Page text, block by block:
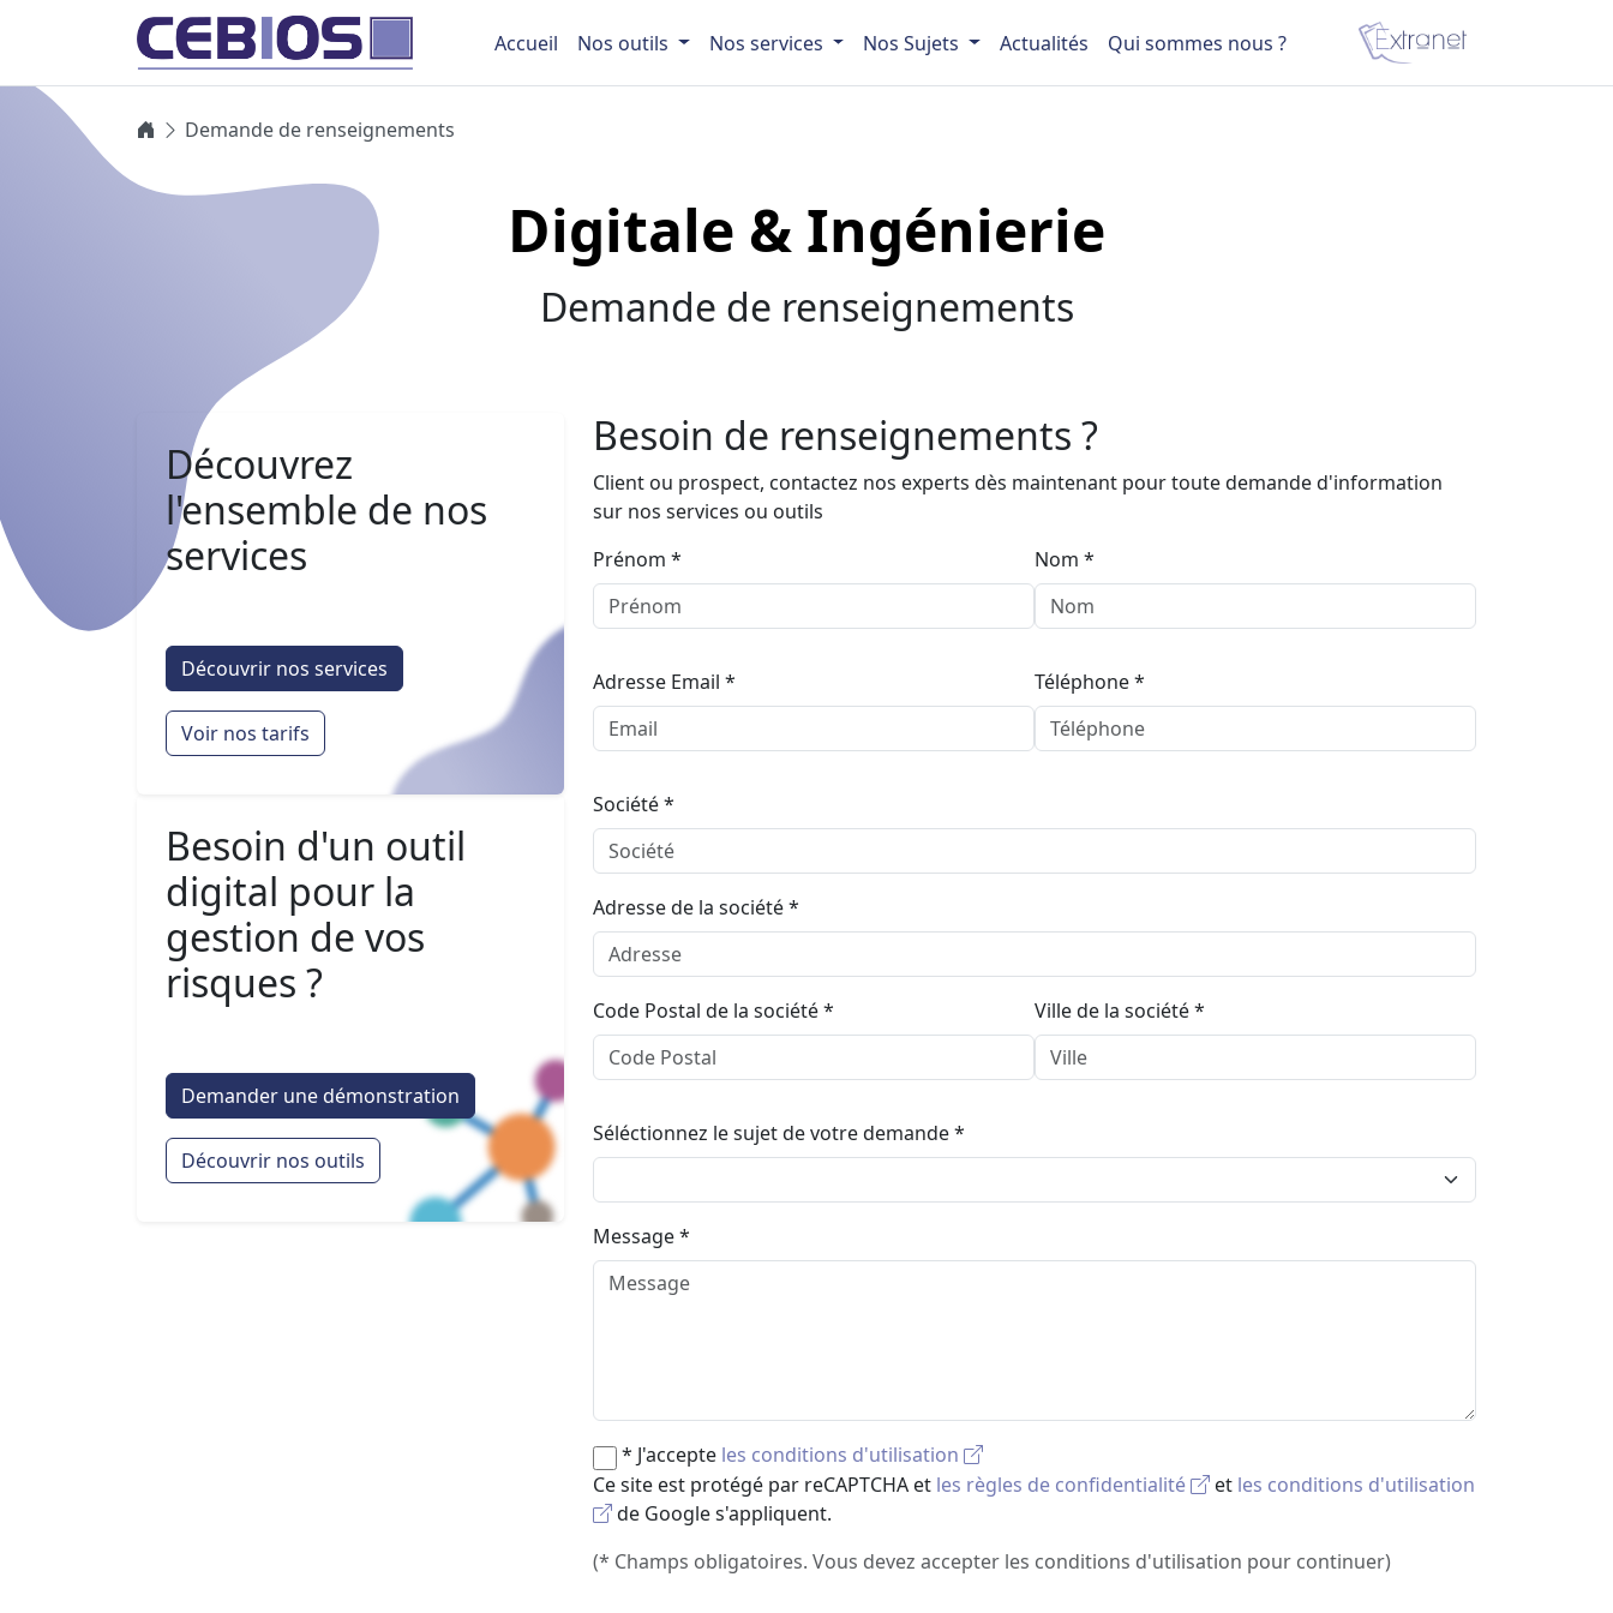
Accueil Nos outils Nos services Nos Sujets Actualités Qui sommes nous ?
Demande de renseignements
Digitale & Ingénierie
Demande de renseignements
Découvrez
l'ensemble de nos
services
Découvrir nos services
Voir nos tarifs
Besoin d'un outil
digital pour la
gestion de vos
risques ?
Demander une démonstration
Découvrir nos outils
Besoin de renseignements ?
Client ou prospect, contactez nos experts dès maintenant pour toute demande d'information
sur nos services ou outils
Prénom *
Nom *
Adresse Email * Téléphone *
Société *
Adresse de la société *
Code Postal de la société * Ville de la société *
Séléctionnez le sujet de votre demande *
Message *
* J'accepte les conditions d'utilisation
Ce site est protégé par reCAPTCHA et les règles de confidentialité et les conditions d'utilisation
de Google s'appliquent.
(* Champs obligatoires. Vous devez accepter les conditions d'utilisation pour continuer)